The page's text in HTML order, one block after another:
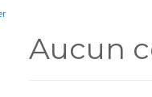
Aucun